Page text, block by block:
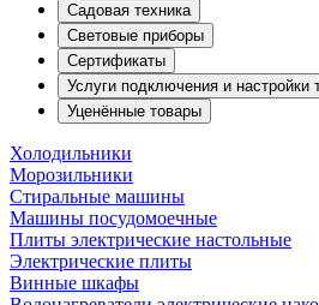
Садовая техника
Световые приборы
Сертификаты
Услуги подключения и настройки
Уценённые товары
Холодильники
Морозильники
Стиральные машины
Машины посудомоечные
Плиты электрические настольные
Электрические плиты
Винные шкафы